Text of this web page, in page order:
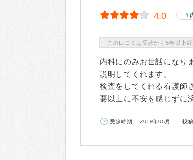
4.0
この口コミは受診から5年以上経
内科にのみお世話になり
説明してくれます。
検査をしてくれる看護師
要以上に不安を感じずに
受診時期： 2019年05月 投